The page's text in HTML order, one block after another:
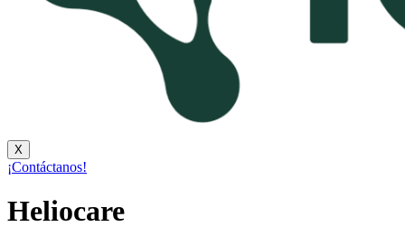
X
¡Contáctanos!
Heliocare